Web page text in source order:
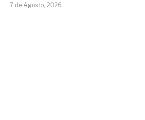
7 de Agosto, 2026